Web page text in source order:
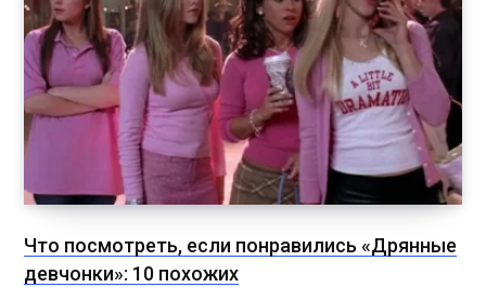
Что посмотреть, если понравились «Дрянные
девчонки»: 10 похожих